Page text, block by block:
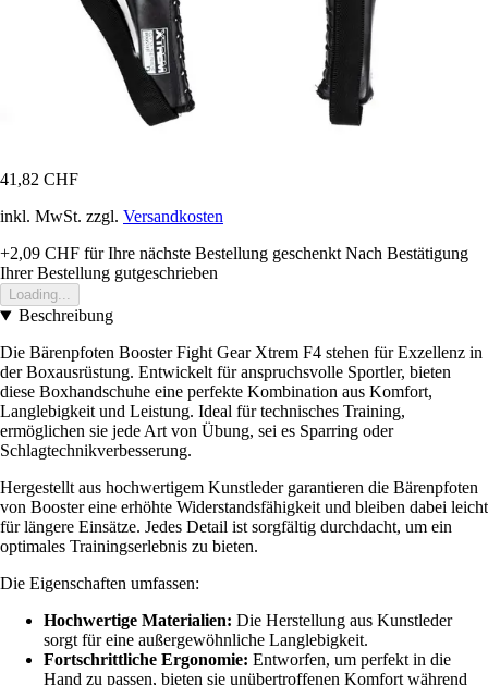
41,82 CHF
inkl. MwSt. zzgl. Versandkosten
+2,09 CHF für Ihre nächste Bestellung geschenkt Nach Bestätigung
Ihrer Bestellung gutgeschrieben
Loading...
Beschreibung
Die Bärenpfoten Booster Fight Gear Xtrem F4 stehen für Exzellenz in
der Boxausrüstung. Entwickelt für anspruchsvolle Sportler, bieten
diese Boxhandschuhe eine perfekte Kombination aus Komfort,
Langlebigkeit und Leistung. Ideal für technisches Training,
ermöglichen sie jede Art von Übung, sei es Sparring oder
Schlagtechnikverbesserung.
Hergestellt aus hochwertigem Kunstleder garantieren die Bärenpfoten
von Booster eine erhöhte Widerstandsfähigkeit und bleiben dabei leicht
für längere Einsätze. Jedes Detail ist sorgfältig durchdacht, um ein
optimales Trainingserlebnis zu bieten.
Die Eigenschaften umfassen:
Hochwertige Materialien: Die Herstellung aus Kunstleder
sorgt für eine außergewöhnliche Langlebigkeit.
Fortschrittliche Ergonomie: Entworfen, um perfekt in die
Hand zu passen, bieten sie unübertroffenen Komfort während